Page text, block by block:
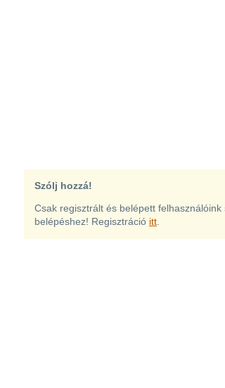
Szólj hozzá!
Csak regisztrált és belépett
belépéshez! Regisztráció itt